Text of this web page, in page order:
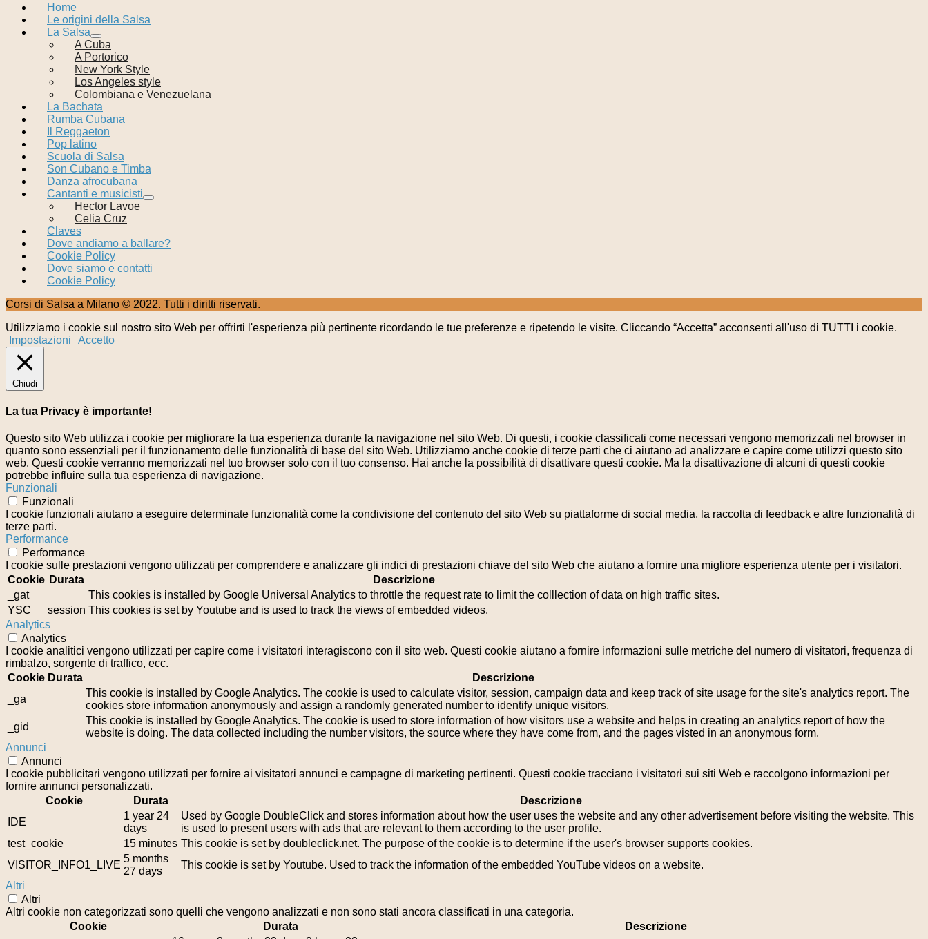
Home
Le origini della Salsa
La Salsa
A Cuba
A Portorico
New York Style
Los Angeles style
Colombiana e Venezuelana
La Bachata
Rumba Cubana
Il Reggaeton
Pop latino
Scuola di Salsa
Son Cubano e Timba
Danza afrocubana
Cantanti e musicisti
Hector Lavoe
Celia Cruz
Claves
Dove andiamo a ballare?
Cookie Policy
Dove siamo e contatti
Cookie Policy
Corsi di Salsa a Milano © 2022. Tutti i diritti riservati.
Utilizziamo i cookie sul nostro sito Web per offrirti l'esperienza più pertinente ricordando le tue preferenze e ripetendo le visite. Cliccando “Accetta” acconsenti all'uso di TUTTI i cookie.
Impostazioni
Accetto
Chiudi
La tua Privacy è importante!
Questo sito Web utilizza i cookie per migliorare la tua esperienza durante la navigazione nel sito Web. Di questi, i cookie classificati come necessari vengono memorizzati nel browser in
quanto sono essenziali per il funzionamento delle funzionalità di base del sito Web. Utilizziamo anche cookie di terze parti che ci aiutano ad analizzare e capire come utilizzi questo sito
web. Questi cookie verranno memorizzati nel tuo browser solo con il tuo consenso. Hai anche la possibilità di disattivare questi cookie. Ma la disattivazione di alcuni di questi cookie
potrebbe influire sulla tua esperienza di navigazione.
Funzionali
Funzionali
I cookie funzionali aiutano a eseguire determinate funzionalità come la condivisione del contenuto del sito Web su piattaforme di social media, la raccolta di feedback e altre funzionalità di
terze parti.
Performance
Performance
I cookie sulle prestazioni vengono utilizzati per comprendere e analizzare gli indici di prestazioni chiave del sito Web che aiutano a fornire una migliore esperienza utente per i visitatori.
Cookie Durata
Descrizione
_gat
This cookies is installed by Google Universal Analytics to throttle the request rate to limit the colllection of data on high traffic sites.
YSC
session This cookies is set by Youtube and is used to track the views of embedded videos.
Analytics
Analytics
I cookie analitici vengono utilizzati per capire come i visitatori interagiscono con il sito web. Questi cookie aiutano a fornire informazioni sulle metriche del numero di visitatori, frequenza di
rimbalzo, sorgente di traffico, ecc.
Cookie Durata
Descrizione
_ga
This cookie is installed by Google Analytics. The cookie is used to calculate visitor, session, campaign data and keep track of site usage for the site's analytics report. The
cookies store information anonymously and assign a randomly generated number to identify unique visitors.
_gid
This cookie is installed by Google Analytics. The cookie is used to store information of how visitors use a website and helps in creating an analytics report of how the
website is doing. The data collected including the number visitors, the source where they have come from, and the pages visted in an anonymous form.
Annunci
Annunci
I cookie pubblicitari vengono utilizzati per fornire ai visitatori annunci e campagne di marketing pertinenti. Questi cookie tracciano i visitatori sui siti Web e raccolgono informazioni per
fornire annunci personalizzati.
Cookie
Durata
Descrizione
IDE
1 year 24
days
Used by Google DoubleClick and stores information about how the user uses the website and any other advertisement before visiting the website. This
is used to present users with ads that are relevant to them according to the user profile.
test_cookie
15 minutes This cookie is set by doubleclick.net. The purpose of the cookie is to determine if the user's browser supports cookies.
VISITOR_INFO1_LIVE
5 months
27 days
This cookie is set by Youtube. Used to track the information of the embedded YouTube videos on a website.
Altri
Altri
Altri cookie non categorizzati sono quelli che vengono analizzati e non sono stati ancora classificati in una categoria.
Cookie
Durata
Descrizione